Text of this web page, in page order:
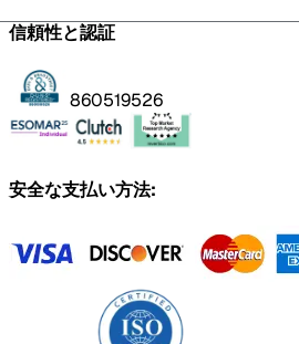
信頼性と認証
860519526
安全な支払い方法: